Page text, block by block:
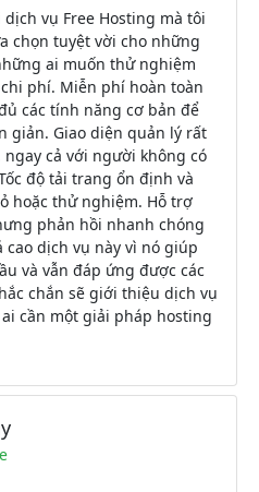
vụ Free Hosting mà tôi
chọn tuyệt vời cho những
ai muốn thử nghiệm
phí. Miễn phí hoàn toàn
các tính năng cơ bản để
giản. Giao diện quản lý rất
cả với người không có
độ tải trang ổn định và
hoặc thử nghiệm. Hỗ trợ
phản hồi nhanh chóng
dịch vụ này vì nó giúp
và vẫn đáp ứng được các
chắn sẽ giới thiệu dịch vụ
cần một giải pháp hosting